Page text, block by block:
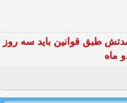
طبق قوانین باید سه روز
ماه